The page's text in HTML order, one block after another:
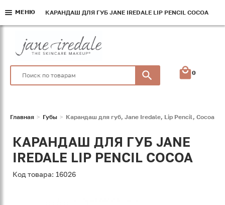
0
Главная Губы Карандаш для губ, Jane Iredale, Lip Pencil, Cocoa
КАРАНДАШ ДЛЯ ГУБ JANE
IREDALE LIP PENCIL COCOA
Код товара: 16026
МЕНЮ КАРАНДАШ ДЛЯ ГУБ JANE IREDALE LIP PENCIL COCOA
МЕНЮ КАРАНДАШ ДЛЯ ГУБ JANE IREDALE LIP PENCIL COCOA
МЕНЮ КАРАНДАШ ДЛЯ ГУБ JANE IREDALE LIP PENCIL COCOA